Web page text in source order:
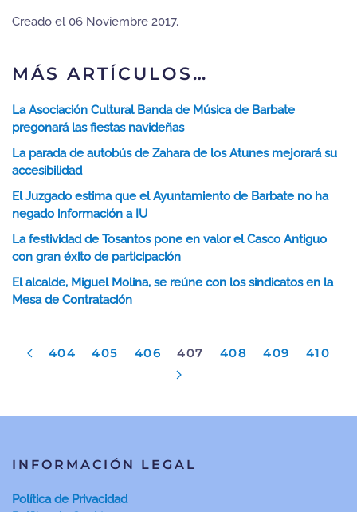
Creado el06 Noviembre 2017.
MÁS ARTÍCULOS…
La Asociación Cultural Banda de Música de Barbate
pregonará las fiestas navideñas
La parada de autobús de Zahara de los Atunes mejorará su
accesibilidad
El Juzgado estima que el Ayuntamiento de Barbate no ha
negado información a IU
La festividad de Tosantos pone en valor el Casco Antiguo
con gran éxito de participación
El alcalde, Miguel Molina, se reúne con los sindicatos en la
Mesa de Contratación
404 405 406 407 408 409 410
INFORMACIÓN LEGAL
Política de Privacidad